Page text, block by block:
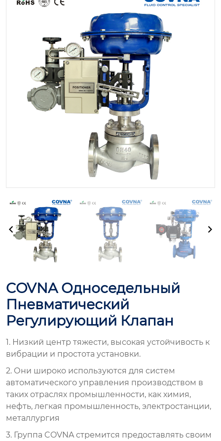
COVNA Односедельный
Пневматический
Регулирующий Клапан
1. Низкий центр тяжести, высокая устойчивость к
вибрации и простота установки.
2. Они широко используются для систем
автоматического управления производством в
таких отраслях промышленности, как химия,
нефть, легкая промышленность, электростанции,
металлургия
3. Группа COVNA стремится предоставлять своим